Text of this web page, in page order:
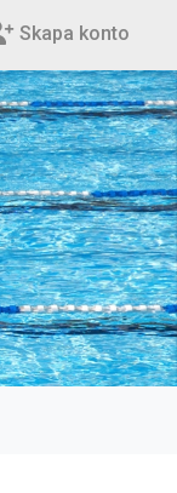
Skapa konto